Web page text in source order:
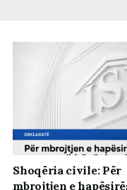
Shoqëria civile: Për
mbrojtjen e